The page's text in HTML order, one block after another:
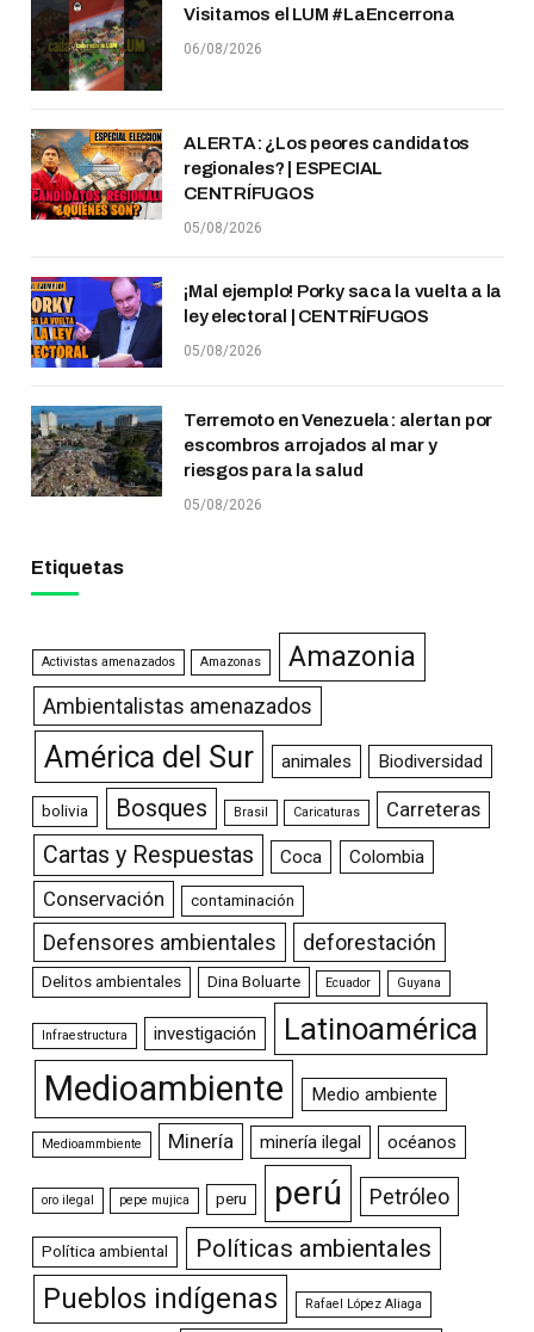
Visitamos el LUM #LaEncerrona
06/08/2026
ALERTA: ¿Los peores candidatos
regionales? | ESPECIAL
CENTRÍFUGOS
05/08/2026
¡Mal ejemplo! Porky saca la vuelta a la
ley electoral | CENTRÍFUGOS
05/08/2026
Terremoto en Venezuela: alertan por
escombros arrojados al mar y
riesgos para la salud
05/08/2026
Etiquetas
Activistas amenazados Amazonas Amazonia
Ambientalistas amenazados
América del Sur animales Biodiversidad
bolivia Bosques Brasil Caricaturas Carreteras
Cartas y Respuestas Coca Colombia
Conservación contaminación
Defensores ambientales deforestación
Delitos ambientales Dina Boluarte Ecuador Guyana
Infraestructura investigación Latinoamérica
Medioambiente Medio ambiente
Medioammbiente Minería minería ilegal océanos
oro ilegal pepe mujica peru perú Petróleo
Política ambiental Políticas ambientales
Pueblos indígenas Rafael López Aliaga